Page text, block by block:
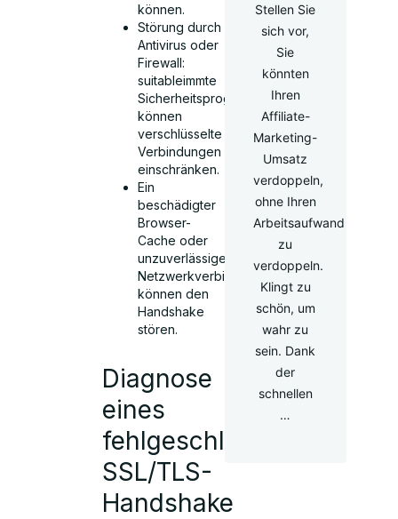
können.
Störung durch
Antivirus oder
Firewall:
suitableimmte
Sicherheitsprogramme
können
verschlüsselte
Verbindungen
einschränken.
Ein
beschädigter
Browser-
Cache oder
unzuverlässige
Netzwerkverbindungen
können den
Handshake
stören.
Diagnose
eines
fehlgeschlagenen
SSL/TLS-
Handshake
Stellen Sie
sich vor,
Sie
könnten
Ihren
Affiliate-
Marketing-
Umsatz
verdoppeln,
ohne Ihren
Arbeitsaufwand
zu
verdoppeln.
Klingt zu
schön, um
wahr zu
sein. Dank
der
schnellen
…